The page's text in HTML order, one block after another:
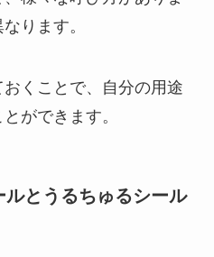
ります。
くことで、自分の用途
ができます。
とうるちゅるシール